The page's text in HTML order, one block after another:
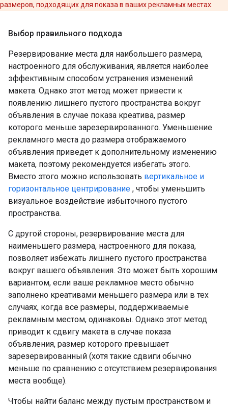
размеров, подходящих для показа в ваших рекламных местах.
Выбор правильного подхода
Резервирование места для наибольшего размера,
настроенного для обслуживания, является наиболее
эффективным способом устранения изменений
макета. Однако этот метод может привести к
появлению лишнего пустого пространства вокруг
объявления в случае показа креатива, размер
которого меньше зарезервированного. Уменьшение
рекламного места до размера отображаемого
объявления приведет к дополнительному изменению
макета, поэтому рекомендуется избегать этого.
Вместо этого можно использовать вертикальное и
горизонтальное центрирование , чтобы уменьшить
визуальное воздействие избыточного пустого
пространства.
С другой стороны, резервирование места для
наименьшего размера, настроенного для показа,
позволяет избежать лишнего пустого пространства
вокруг вашего объявления. Это может быть хорошим
вариантом, если ваше рекламное место обычно
заполнено креативами меньшего размера или в тех
случаях, когда все размеры, поддерживаемые
рекламным местом, одинаковы. Однако этот метод
приводит к сдвигу макета в случае показа
объявления, размер которого превышает
зарезервированный (хотя такие сдвиги обычно
меньше по сравнению с отсутствием резервирования
места вообще).
Чтобы найти баланс между пустым пространством и